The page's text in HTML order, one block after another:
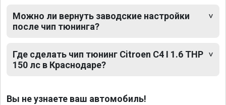
Можно ли вернуть заводские настройки
после чип тюнинга?
Где сделать чип тюнинг Citroen C4 I 1.6 THP
150 лс в Краснодаре?
Вы не узнаете ваш автомобиль!